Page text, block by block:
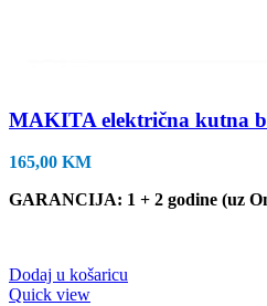
MAKITA električna kutna
165,00 KM
GARANCIJA: 1 + 2 godine (uz
Dodaj u košaricu
Quick view